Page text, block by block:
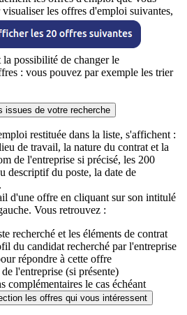
les offres d'emploi suivantes,
la possibilité de changer le
: vous pouvez par exemple les trier
issues de votre recherche
restituée dans la liste, s'affichent :
de travail, la nature du contrat et la
de l'entreprise si précisé, les 200
descriptif du poste, la date de
d'une offre en cliquant sur son intitulé
Vous retrouvez :
recherché et les éléments de contrat
du candidat recherché par l'entreprise
répondre à cette offre
l'entreprise (si présente)
complémentaires le cas échéant
les offres qui vous intéressent